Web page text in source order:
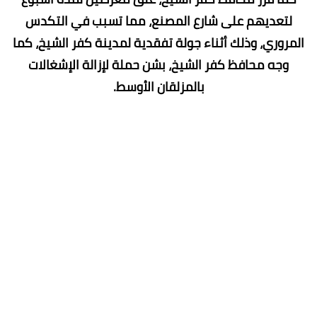
لتعديهم على شارع المصنع، مما تسبب في التكدس
المروري، وذلك أثناء جولة تفقدية لمدينة كفر الشيخ، كما
وجه محافظ كفر الشيخ، بشن حملة لإزالة الإشغالات
بالمزلقان الأوسط.